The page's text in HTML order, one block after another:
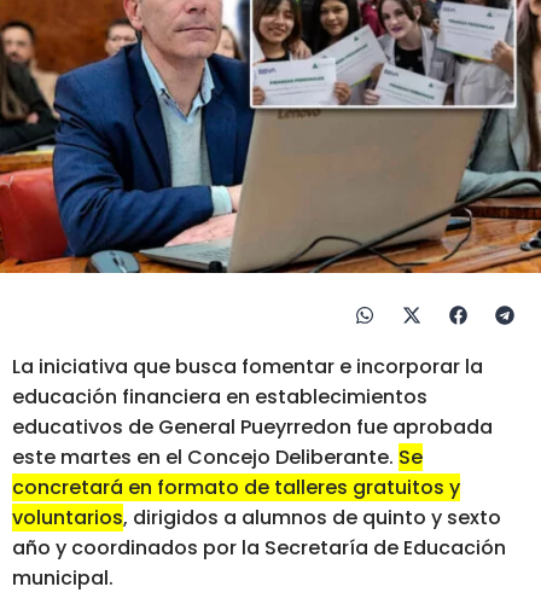
La iniciativa que busca fomentar e incorporar la
educación financiera en establecimientos
educativos de General Pueyrredon fue aprobada
este martes en el Concejo Deliberante. Se
concretará en formato de talleres gratuitos y
voluntarios, dirigidos a alumnos de quinto y sexto
año y coordinados por la Secretaría de Educación
municipal.